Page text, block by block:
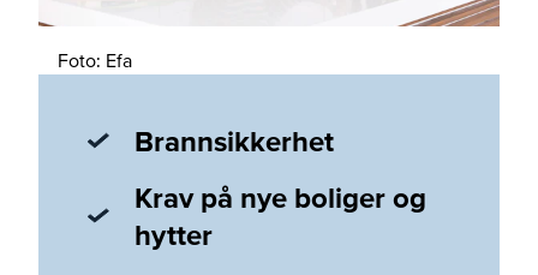
Foto: Efa
Brannsikkerhet
Krav på nye boliger og
hytter